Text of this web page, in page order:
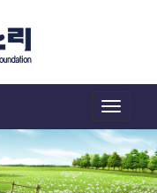
Toggle
navigation